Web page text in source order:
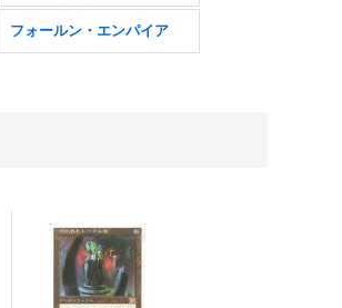
フォールン・エンパイア